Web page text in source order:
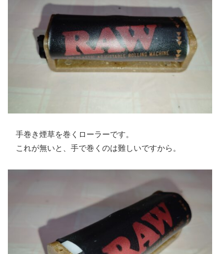
手巻き煙草を巻くローラーです。
これが無いと、手で巻くのは難しいですから。